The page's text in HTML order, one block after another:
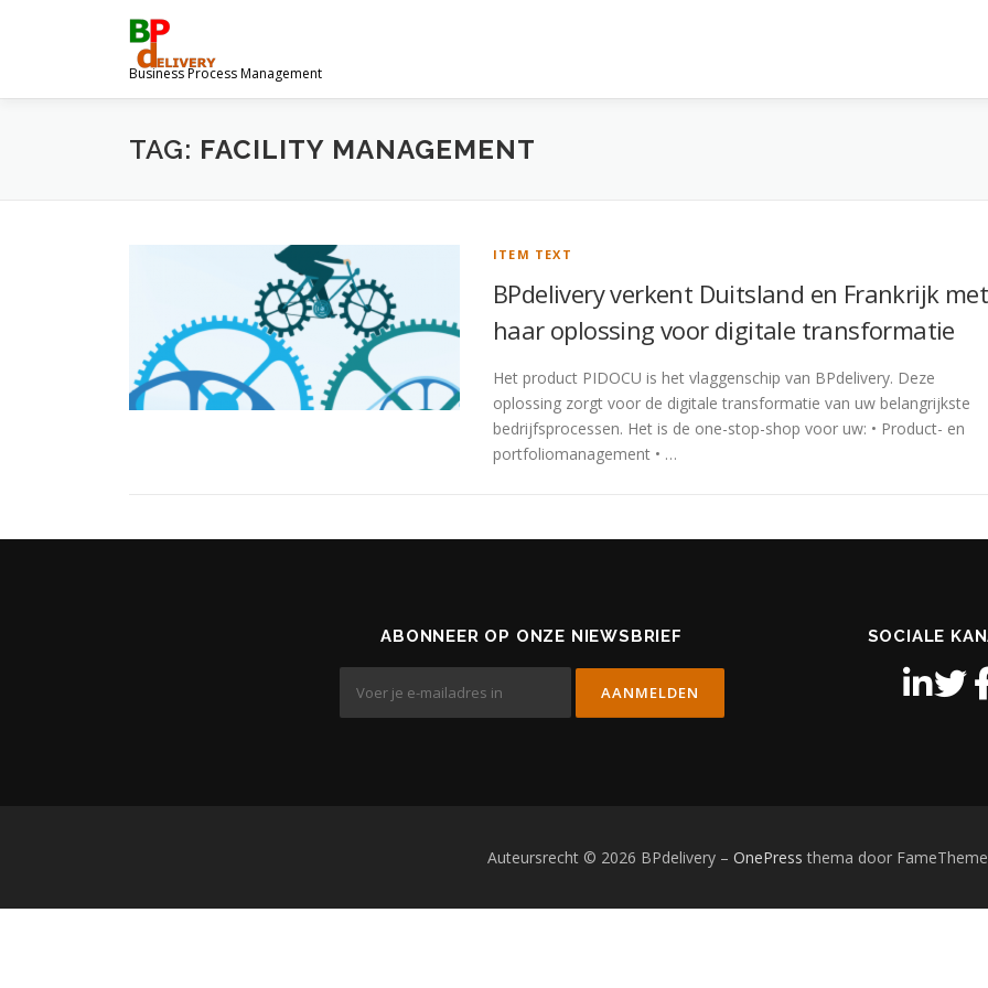
Business Process Management
TAG: FACILITY MANAGEMENT
ITEM TEXT
BPdelivery verkent Duitsland en Frankrijk met
haar oplossing voor digitale transformatie
Het product PIDOCU is het vlaggenschip van BPdelivery. Deze
oplossing zorgt voor de digitale transformatie van uw belangrijkste
bedrijfsprocessen. Het is de one-stop-shop voor uw: • Product- en
portfoliomanagement • …
ABONNEER OP ONZE NIEWSBRIEF SOCIALE
Auteursrecht © 2026 BPdelivery – OnePress thema door